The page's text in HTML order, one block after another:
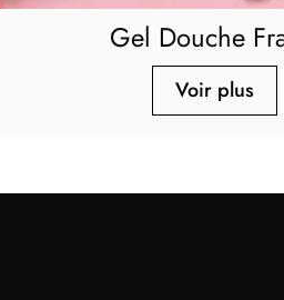
Gel Douche
Voir plus